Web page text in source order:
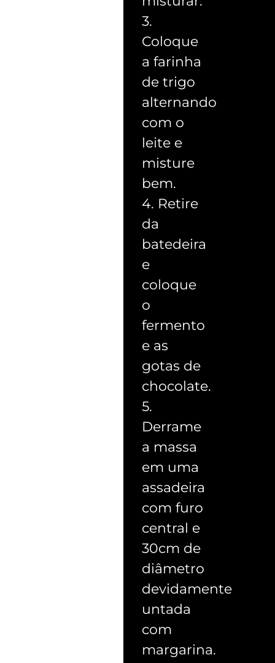
3.
Coloque
a farinha
de trigo
alternando
com o
leite e
misture
bem.
4. Retire
da
batedeira
e
coloque
o
fermento
e as
gotas de
chocolate.
5.
Derrame
a massa
em uma
assadeira
com furo
central e
30cm de
diâmetro
devidamente
untada
com
margarina.